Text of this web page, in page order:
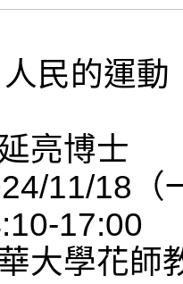
民的運動
亮博士
11/18（
17:00
大學花師